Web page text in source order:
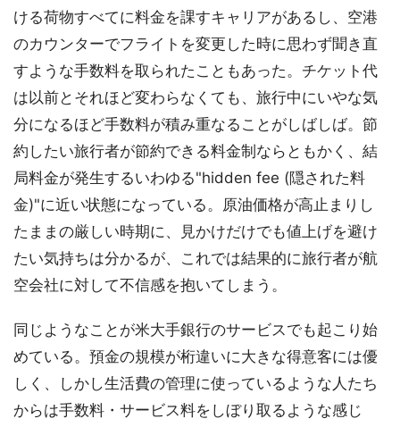
ける荷物すべてに料金を課すキャリアがあるし、空港
のカウンターでフライトを変更した時に思わず聞き直
すような手数料を取られたこともあった。チケット代
は以前とそれほど変わらなくても、旅行中にいやな気
分になるほど手数料が積み重なることがしばしば。節
約したい旅行者が節約できる料金制ならともかく、結
局料金が発生するいわゆる"hidden fee (隠された料
金)"に近い状態になっている。原油価格が高止まりし
たままの厳しい時期に、見かけだけでも値上げを避け
たい気持ちは分かるが、これでは結果的に旅行者が航
空会社に対して不信感を抱いてしまう。
同じようなことが米大手銀行のサービスでも起こり始
めている。預金の規模が桁違いに大きな得意客には優
しく、しかし生活費の管理に使っているような人たち
からは手数料・サービス料をしぼり取るような感じ